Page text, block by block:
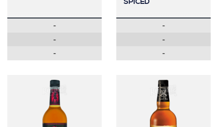
-
-
-
SPICED
-
-
-